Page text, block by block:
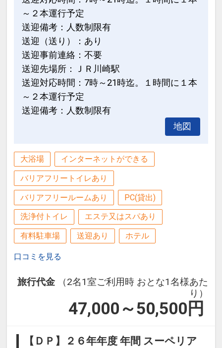
～２本運行予定
送迎備考：人数制限有
送迎（送り）：あり
送迎事前連絡：不要
送迎先場所：ＪＲ川崎駅
送迎対応時間：7時～21時迄。１時間に１本
～２本運行予定
送迎備考：人数制限有
地図
大浴場 インターネットができる
バリアフリートイレあり
バリアフリールームあり PC(貸出)
洗浄付トイレ エステ又はスパあり
有料駐車場 送迎あり ホテル
口コミを見る
旅行代金
（2名1室ご利用時 おとな1名様あた
り）
47,000～50,500 円
【ＤＰ】２６年年度 年間 スーペリア